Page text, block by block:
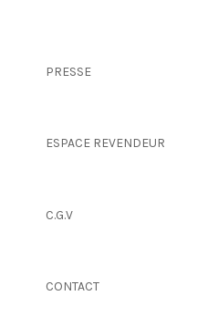
PRESSE
ESPACE REVENDEUR
C.G.V
CONTACT